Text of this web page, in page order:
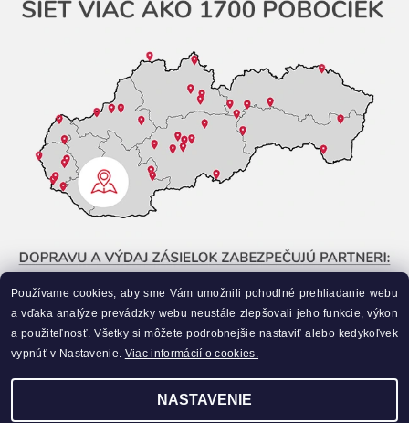
Používame cookies, aby sme Vám umožnili pohodlné prehliadanie webu
a vďaka analýze prevádzky webu neustále zlepšovali jeho funkcie, výkon
a použiteľnosť. Všetky si môžete podrobnejšie nastaviť alebo kedykoľvek
vypnúť v Nastavenie. Viac informácií o cookies.
NASTAVENIE